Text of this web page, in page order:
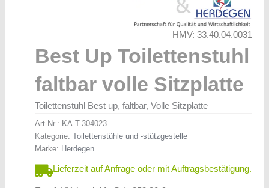
HMV: 33.40.04.0031
Best Up Toilettenstuhl
faltbar volle Sitzplatte
Toilettenstuhl Best up, faltbar, Volle Sitzplatte
Art-Nr.: KA-T-304023
Kategorie: Toilettenstühle und -stützgestelle
Marke: Herdegen
Lieferzeit auf Anfrage oder mit Auftragsbestätigung.